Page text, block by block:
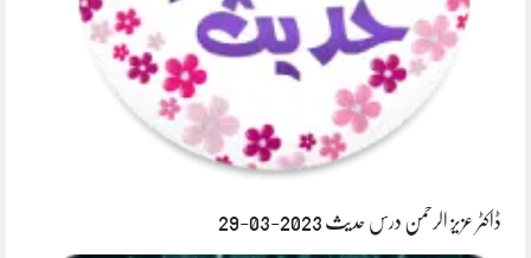
ڈاکٹر عزیز الرحمن درس حدیث 2023-03-29